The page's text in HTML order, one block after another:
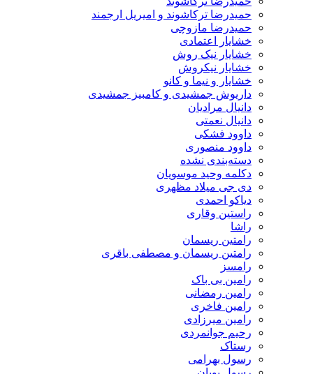
حمیدرضا ترکاشوند و امیریل ارجمند
حمیدرضا مازوچی
خشایار اعتمادی
خشایار نیک روش
خشایار نیکروش
خشایار و نیما و کانو
داریوش جمشیدی و کامبیز جمشیدی
دانیال مرادیان
دانیال نعمتی
داوود فشکی
داوود منصوری
دسته‌بندی نشده
دکلمه وحید موسویان
دی جی میلاد مظهری
دیاکو احمدی
راستین وقاری
راشا
رامتین ریسمان
رامتین ریسمان و مصطفی باقری
رامسز
رامین بی باک
رامین رمضانی
رامین فاخری
رامین میرزادی
رحیم جوانمردی
رستاک
رسول بهرامی